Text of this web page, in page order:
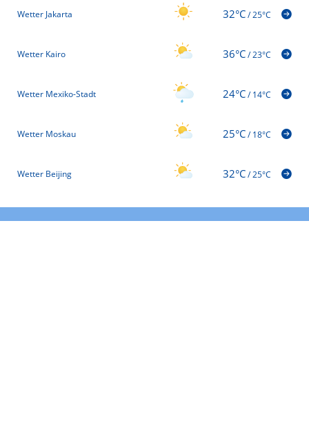
Wetter Jakarta 32°C/25°C
Wetter Kairo 36°C/23°C
Wetter Mexiko-Stadt 24°C/14°C
Wetter Moskau 25°C/18°C
Wetter Beijing 32°C/25°C